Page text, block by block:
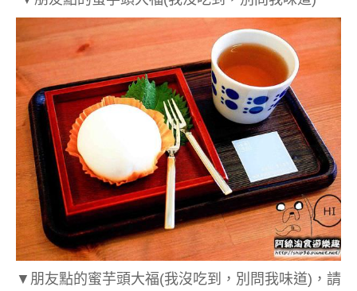
▼朋友點的蜜芋頭大福(我沒吃到，別問我味道)，請